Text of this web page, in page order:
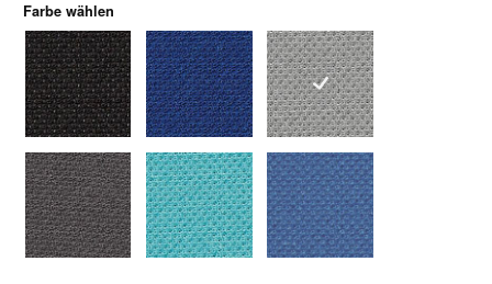
Farbe wählen
1040 schwarz 1042 blau-schwarz 1043 grau
1046 grau-schwarz 1058 petrol 1059 royalblau